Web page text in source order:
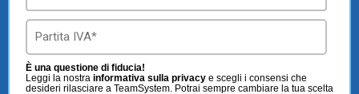
È una questione di fiducia!
Leggi la nostra informativa sulla privacy e scegli i consensi che
desideri rilasciare a TeamSystem. Potrai sempre cambiare la tua scelta